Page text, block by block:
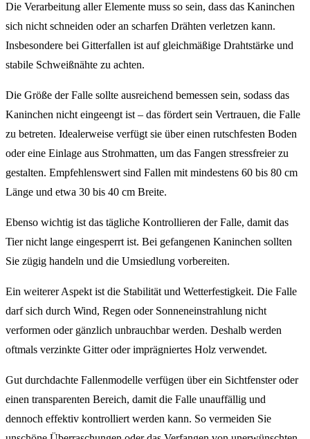
Die Verarbeitung aller Elemente muss so sein, dass das Kaninchen
sich nicht schneiden oder an scharfen Drähten verletzen kann.
Insbesondere bei Gitterfallen ist auf gleichmäßige Drahtstärke und
stabile Schweißnähte zu achten.
Die Größe der Falle sollte ausreichend bemessen sein, sodass das
Kaninchen nicht eingeengt ist – das fördert sein Vertrauen, die Falle
zu betreten. Idealerweise verfügt sie über einen rutschfesten Boden
oder eine Einlage aus Strohmatten, um das Fangen stressfreier zu
gestalten. Empfehlenswert sind Fallen mit mindestens 60 bis 80 cm
Länge und etwa 30 bis 40 cm Breite.
Ebenso wichtig ist das tägliche Kontrollieren der Falle, damit das
Tier nicht lange eingesperrt ist. Bei gefangenen Kaninchen sollten
Sie zügig handeln und die Umsiedlung vorbereiten.
Ein weiterer Aspekt ist die Stabilität und Wetterfestigkeit. Die Falle
darf sich durch Wind, Regen oder Sonneneinstrahlung nicht
verformen oder gänzlich unbrauchbar werden. Deshalb werden
oftmals verzinkte Gitter oder imprägniertes Holz verwendet.
Gut durchdachte Fallenmodelle verfügen über ein Sichtfenster oder
einen transparenten Bereich, damit die Falle unauffällig und
dennoch effektiv kontrolliert werden kann. So vermeiden Sie